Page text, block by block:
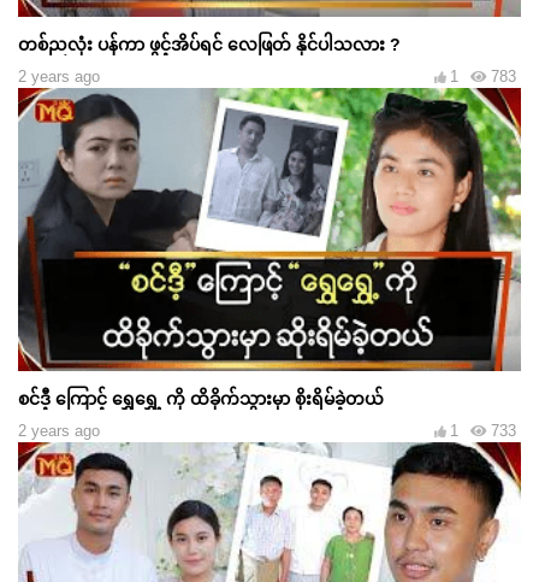
တစ်ညလုံး ပန်ကာ ဖွင့်အိပ်ရင် လေဖြတ် နိုင်ပါသလား ?
2 years ago 783
1
စင်ဒီ့ ကြောင့် ရွှေရွှေ့ ကို ထိခိုက်သွားမှာ စိုးရိမ်ခဲ့တယ်
2 years ago 733
1